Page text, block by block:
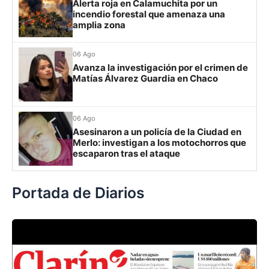
Grupo H
IDV
Rosario Central
UCV FC
Libertad
Alerta roja en Calamuchita por un
incendio forestal que amenaza una
amplia zona
06 Ago
Avanza la investigación por el crimen de
Matías Álvarez Guardia en Chaco
06 Ago
Asesinaron a un policía de la Ciudad en
Merlo: investigan a los motochorros que
escaparon tras el ataque
Portada de Diarios